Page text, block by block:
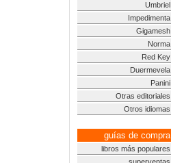
Umbriel
Impedimenta
Gigamesh
Norma
Red Key
Duermevela
Panini
Otras editoriales
Otros idiomas
guías de compra
libros más populares